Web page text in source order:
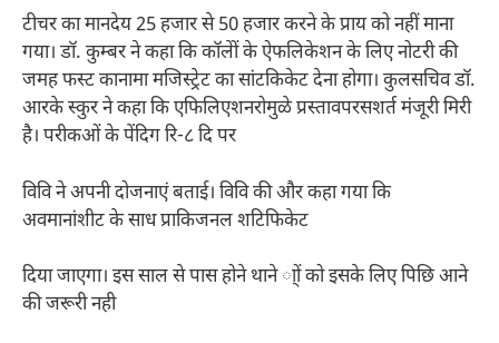
टीचर का मानदेय 25 हजार से 50 हजार करने के प्राय को नहीं माना
गया। डॉ. कुम्बर ने कहा कि कॉलेों के ऐफलिकेशन के लिए नोटरी की
जमह फस्ट कानामा मजिस्ट्रेट का सांटकिकेट देना होगा। कुलसचिव डॉ.
आरके स्कुर ने कहा कि एफिलिएशनरोमुळे प्रस्तावपरसशर्त मंजूरी मिरी
है। परीकओं के पेंदिग रि-८ दि पर
विवि ने अपनी दोजनाएं बताई। विवि की और कहा गया कि
अवमानांशीट के साध प्राकिजनल शटिफिकेट
दिया जाएगा। इस साल से पास होने थाने ा्ों को इसके लिए पिछि आने
की जरूरी नही